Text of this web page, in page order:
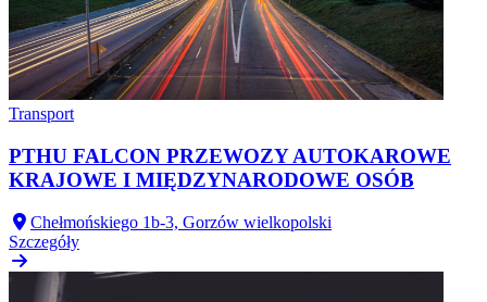
Transport
PTHU FALCON PRZEWOZY AUTOKAROWE
KRAJOWE I MIĘDZYNARODOWE OSÓB
Chełmońskiego 1b-3, Gorzów wielkopolski
Szczegóły